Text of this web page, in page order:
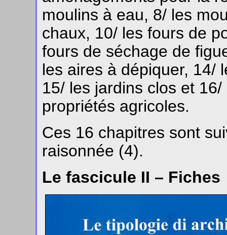
moulins à eau, 8/ les
chaux, 10/ les fours de
fours de séchage de
les aires à dépiquer, 14/
15/ les jardins clos et
propriétés agricoles.
Ces 16 chapitres sont
raisonnée (4).
Le fascicule II – Fiches